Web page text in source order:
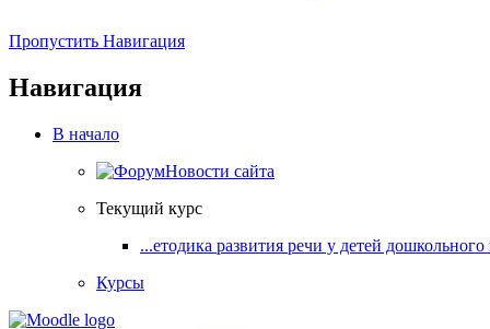
Пропустить Навигация
Навигация
В начало
Новости сайта
Текущий курс
...етодика развития речи у детей дошкольного
Курсы